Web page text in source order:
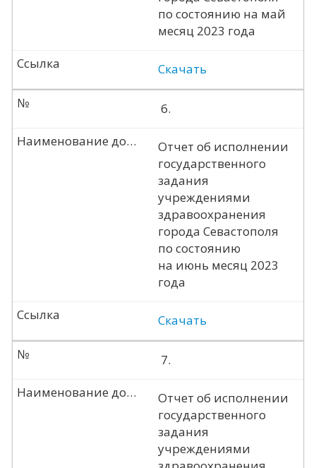
по состоянию на май
месяц 2023 года
Скачать
Ссылка
6.
№
Отчет об исполнении
государственного
задания
учреждениями
здравоохранения
города Севастополя
по состоянию
на июнь месяц 2023
года
Наименование документа
Скачать
Ссылка
7.
№
Отчет об исполнении
государственного
задания
учреждениями
Наименование документа